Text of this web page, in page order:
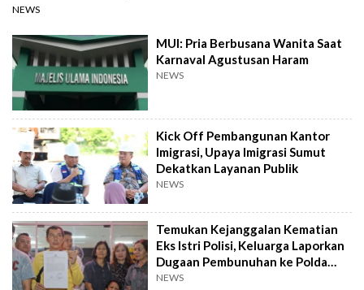
NEWS
MUI: Pria Berbusana Wanita Saat
Karnaval Agustusan Haram
NEWS
Kick Off Pembangunan Kantor
Imigrasi, Upaya Imigrasi Sumut
Dekatkan Layanan Publik
NEWS
Temukan Kejanggalan Kematian
Eks Istri Polisi, Keluarga Laporkan
Dugaan Pembunuhan ke Polda
Sumut
NEWS